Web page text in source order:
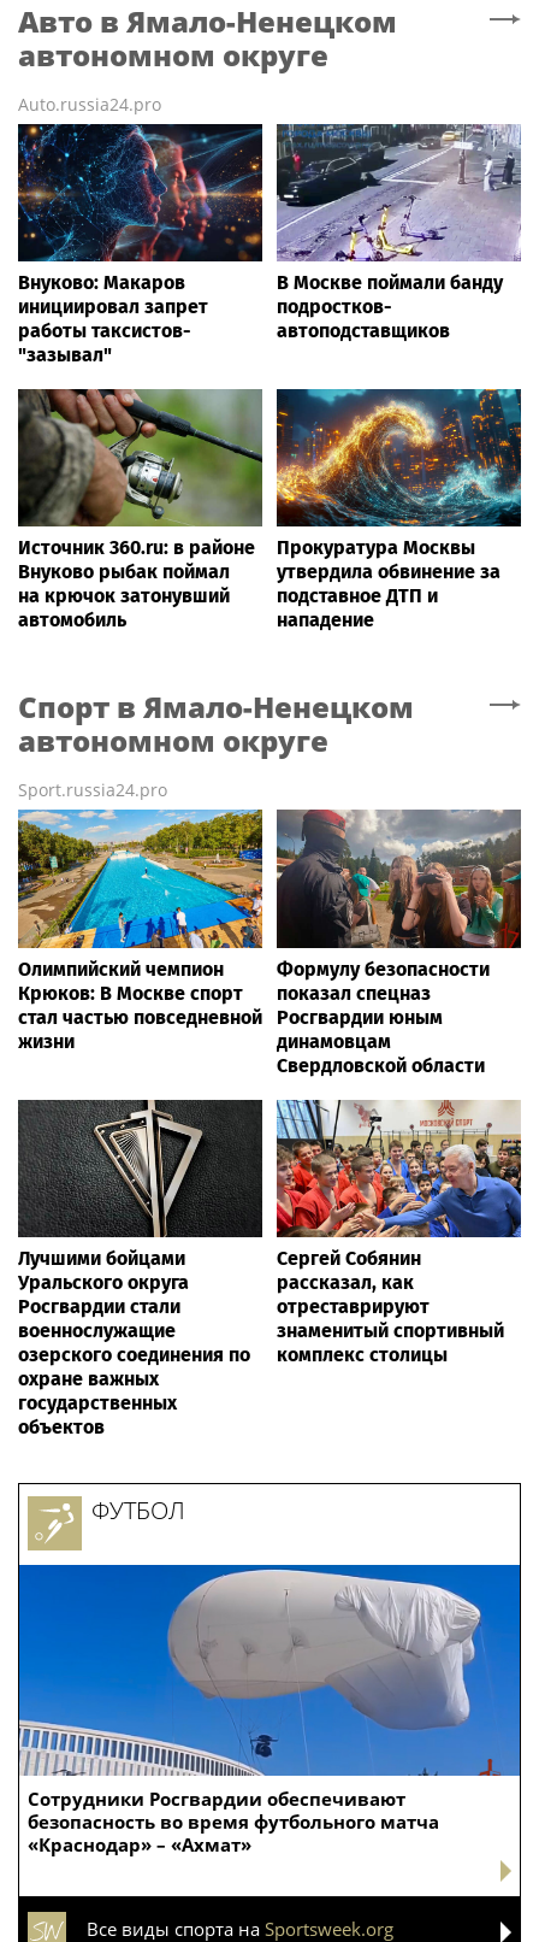
Авто в Ямало-Ненецком
автономном округе
Auto.russia24.pro
Внуково: Макаров
инициировал запрет
работы таксистов-
"зазывал"
В Москве поймали банду
подростков-
автоподставщиков
Источник 360.ru: в районе
Внуково рыбак поймал
на крючок затонувший
автомобиль
Прокуратура Москвы
утвердила обвинение за
подставное ДТП и
нападение
Спорт в Ямало-Ненецком
автономном округе
Sport.russia24.pro
Олимпийский чемпион
Крюков: В Москве спорт
стал частью повседневной
жизни
Формулу безопасности
показал спецназ
Росгвардии юным
динамовцам
Свердловской области
Лучшими бойцами
Уральского округа
Росгвардии стали
военнослужащие
озерского соединения по
охране важных
государственных
объектов
Сергей Собянин
рассказал, как
отреставрируют
знаменитый спортивный
комплекс столицы
Сотрудники Росгвардии обеспечивают
безопасность во время футбольного матча
«Краснодар» – «Ахмат»
ФУТБОЛ
Все виды спорта на Sportsweek.org